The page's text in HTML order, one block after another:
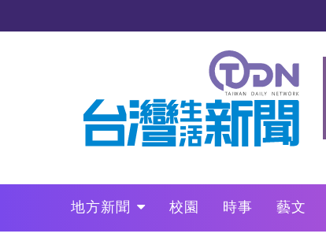
地方新聞 校園 時事 藝文
政治
財經 LO叩敲敲門